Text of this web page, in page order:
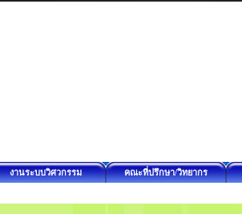
งานระบบวิศวกรรม คณะที่ปรึกษา/วิทยากร